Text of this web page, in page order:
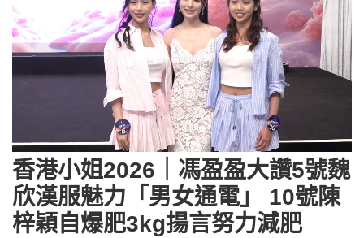
UnmuteLoaded:
8.21%
香港小姐2026｜馮盈盈大讚5號魏
欣漢服魅力「男女通電」 10號陳
梓穎自爆肥3kg揚言努力減肥